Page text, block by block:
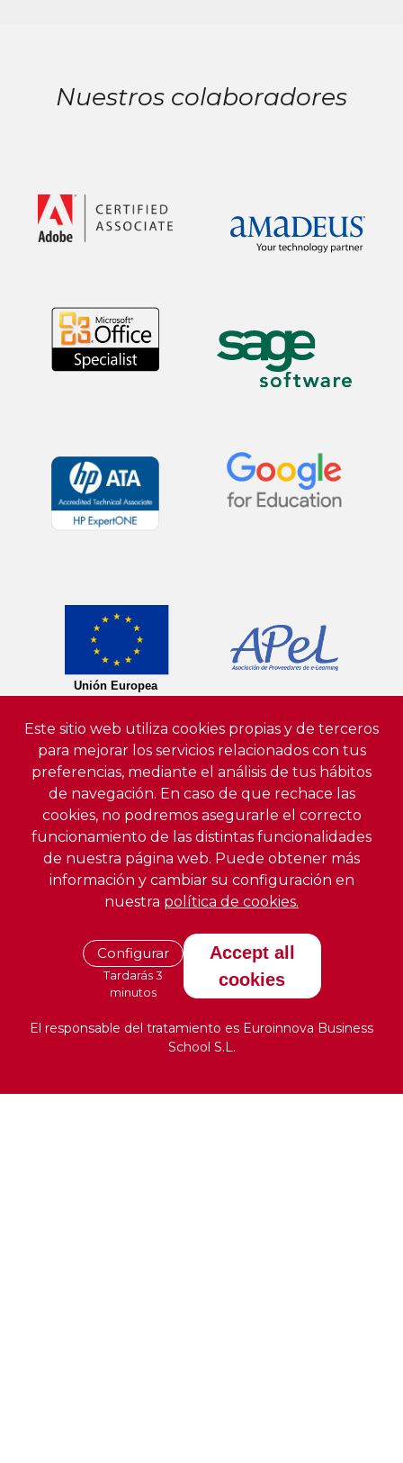
Nuestros colaboradores
Este sitio web utiliza cookies propias y de terceros
para mejorar los servicios relacionados con tus
preferencias, mediante el análisis de tus hábitos
de navegación. En caso de que rechace las
cookies, no podremos asegurarle el correcto
funcionamiento de las distintas funcionalidades
de nuestra página web. Puede obtener más
información y cambiar su configuración en
nuestra política de cookies.
Configurar
Tardarás 3
minutos
Accept all
cookies
El responsable del tratamiento es Euroinnova Business
School S.L.